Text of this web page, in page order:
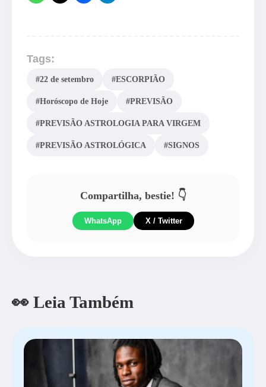
Tags:
#22 de setembro #ESCORPIÃO
#Horóscopo de Hoje #PREVISÃO
#PREVISÃO ASTROLOGIA PARA VIRGEM
#PREVISÃO ASTROLÓGICA #SIGNOS
Compartilha, bestie! 👇
WhatsApp X / Twitter
👀 Leia Também